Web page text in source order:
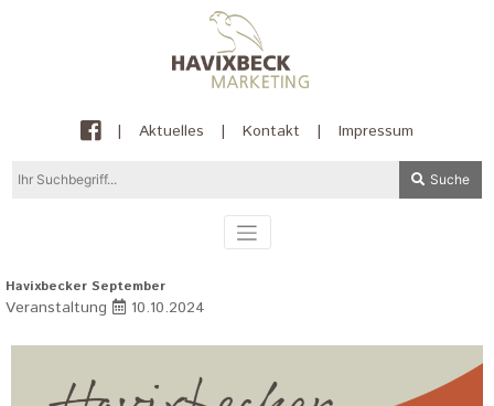
| Aktuelles | Kontakt | Impressum
Suche
Havixbecker September
Veranstaltung 10.10.2024